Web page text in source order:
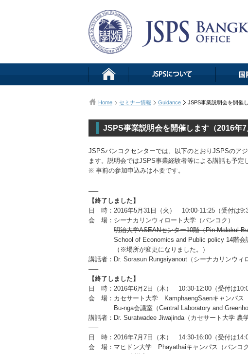
Home セミナー情報 Guidance JSPS事業説明会を開催
JSPS事業説明会を開催します（2016年
JSPSバンコクセンターでは、以下のとおりJSPSのア
ます。説明会ではJSPS事業経験者等による講話も予定
※ 事前の参加申込みは不要です。
—–
【終了しました】
日 時：2016年5月31日（火） 10:00-11:25（受付は
会 場：シーナカリンウィロート大学（バンコク）
明治大学ASEANセンター10階（Pin Malakul
School of Economics and Public policy 14階会議
（※場所が変更になりました。）
講話者：Dr. Sorasun Rungsiyanout（シーナカリンウィ
—–
【終了しました】
日 時：2016年6月2日（木） 10:30-12:00（受付は
会 場：カセサート大学 KamphaengSaenキャンパス（
Bu-nga会議室（Central Laboratory and
講話者：Dr. Suratwadee Jiwajinda（カセサート大学 農学
—–
日 時：2016年7月7日（木） 14:30-16:00（受付は
会 場：マヒドン大学 Phayathaiキャンパス（バンコク